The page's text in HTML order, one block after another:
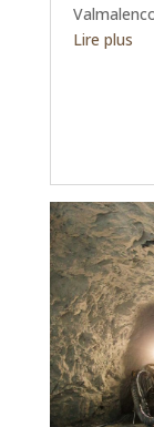
Lire plus